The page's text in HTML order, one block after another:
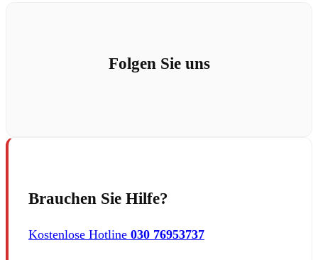
Folgen Sie uns
Brauchen Sie Hilfe?
Kostenlose Hotline 030 76953737